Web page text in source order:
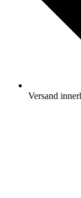
Versand